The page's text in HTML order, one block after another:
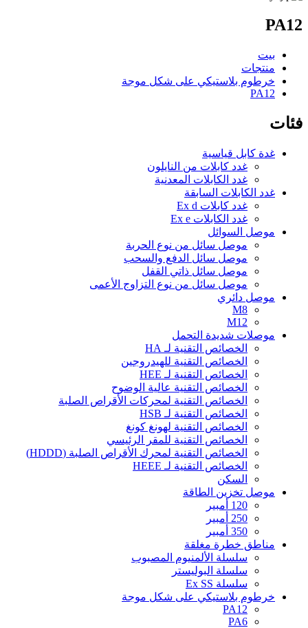
PA12
بيت
منتجات
خرطوم بلاستيكي على شكل موجة
PA12
فئات
غدة كابل قياسية
غدد كابلات من النايلون
غدد الكابلات المعدنية
غدد الكابلات السابقة
غدد كابلات Ex d
غدد الكابلات Ex e
موصل السوائل
موصل سائل من نوع الحربة
موصل سائل الدفع والسحب
موصل سائل ذاتي القفل
موصل سائل من نوع التزاوج الأعمى
موصل دائري
M8
M12
موصلات شديدة التحمل
الخصائص التقنية لـ HA
الخصائص التقنية للهيدروجين
الخصائص التقنية لـ HEE
الخصائص التقنية عالية الوضوح
الخصائص التقنية لمحركات الأقراص الصلبة
الخصائص التقنية لـ HSB
الخصائص التقنية لهونغ كونغ
الخصائص التقنية للمقر الرئيسي
الخصائص التقنية لمحرك الأقراص الصلبة (HDDD)
الخصائص التقنية لـ HEEE
السكن
موصل تخزين الطاقة
120 أمبير
250 أمبير
350 أمبير
مناطق خطرة مغلقة
سلسلة الألمنيوم المصبوب
سلسلة البوليستر
سلسلة Ex SS
خرطوم بلاستيكي على شكل موجة
PA12
PA6